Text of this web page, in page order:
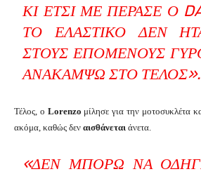
ΚΙ ΈΤΣΙ ΜΕ ΠΈΡΑΣΕ Ο
ΤΟ ΕΛΑΣΤΙΚΌ ΔΕΝ
ΣΤΟΥΣ ΕΠΌΜΕΝΟΥΣ
ΑΝΑΚΆΜΨΩ ΣΤΟ ΤΈΛΟΣ».
Τέλος, ο Lorenzo μίλησε για την μοτοσυκλέτα
ακόμα, καθώς δεν αισθάνεται άνετα.
«ΔΕΝ ΜΠΟΡΏ ΝΑ